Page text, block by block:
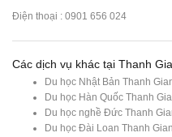
Điện thoại : 0901 656 024
Các dịch vụ khác tại Thanh
Du học Nhật Bản Thanh
Du học Hàn Quốc Thanh
Du học nghề Đức Thanh
Du học Đài Loan Thanh